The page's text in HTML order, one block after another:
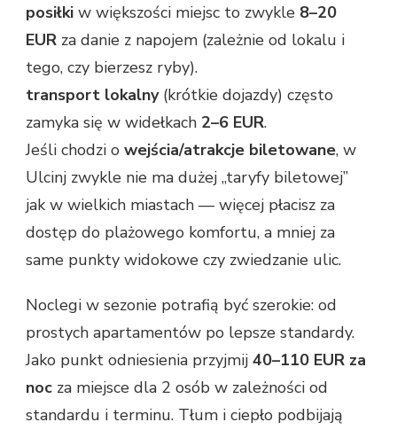
posiłki w większości miejsc to zwykle 8–20
EUR za danie z napojem (zależnie od lokalu i
tego, czy bierzesz ryby).
transport lokalny(krótkie dojazdy) często
zamyka się w widełkach 2–6 EUR.
Jeśli chodzi o wejścia/atrakcje biletowane, w
Ulcinj zwykle nie ma dużej „taryfy biletowej”
jak w wielkich miastach — więcej płacisz za
dostęp do plażowego komfortu, a mniej za
same punkty widokowe czy zwiedzanie ulic.
Noclegi w sezonie potrafią być szerokie: od
prostych apartamentów po lepsze standardy.
Jako punkt odniesienia przyjmij 40–110 EUR za
noc za miejsce dla 2 osób w zależności od
standardu i terminu. Tłum i ciepło podbijają